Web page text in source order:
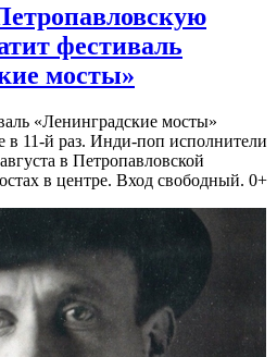
фестиваль
мосты»
«Ленинградские мосты»
в 11-й раз. Инди-поп исполнители
в Петропавловской
в центре. Вход свободный. 0+